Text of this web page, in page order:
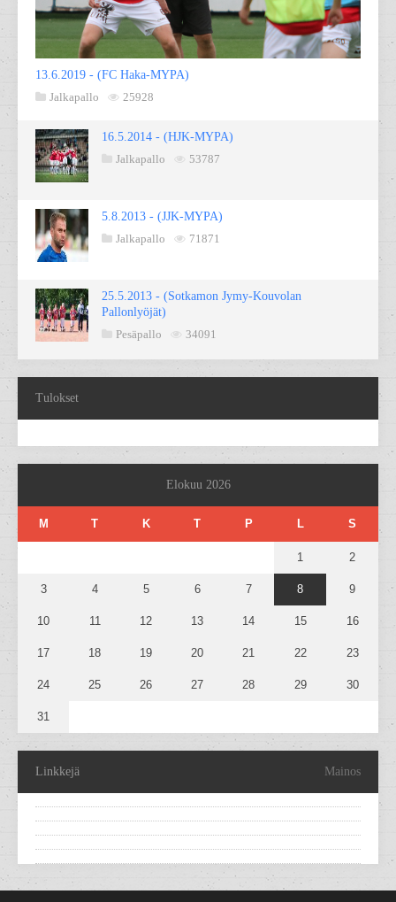
13.6.2019 - (FC Haka-MYPA)
Jalkapallo
25928
16.5.2014 - (HJK-MYPA)
Jalkapallo
53787
5.8.2013 - (JJK-MYPA)
Jalkapallo
71871
25.5.2013 - (Sotkamon Jymy-Kouvolan
Pallonlyöjät)
Pesäpallo
34091
Tulokset
Elokuu 2026
M T K T P L S
1 2
3 4 5 6 7 8 9
10 11 12 13 14 15 16
17 18 19 20 21 22 23
24 25 26 27 28 29 30
31
Linkkejä Mainos